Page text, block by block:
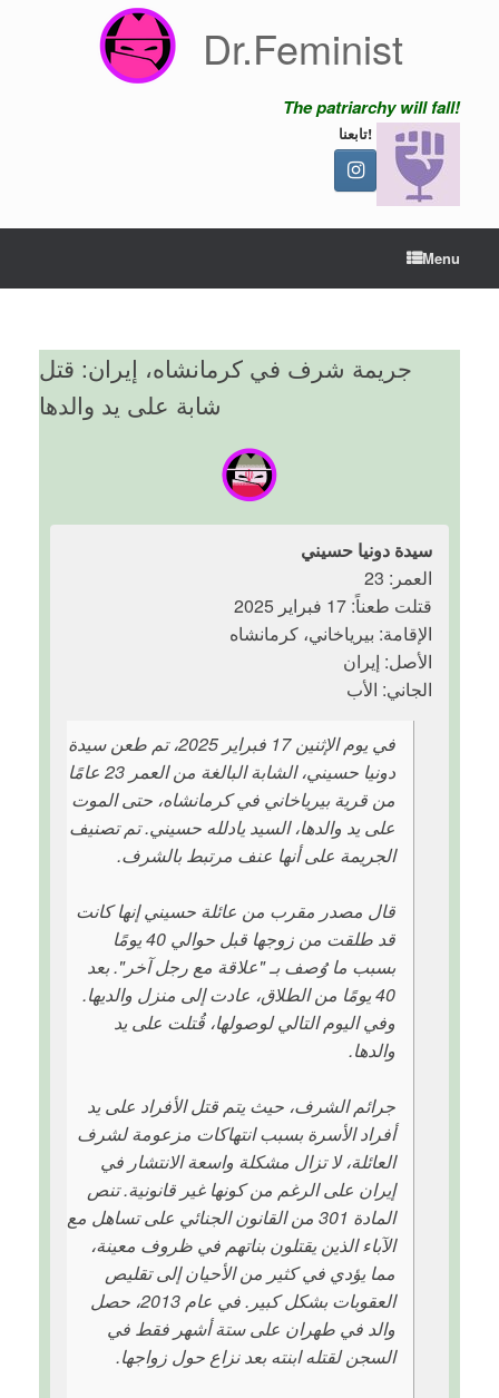
Dr.Feminist
The patriarchy will fall!
تابعنا!
Menu
جريمة شرف في كرمانشاه، إيران: قتل
شابة على يد والدها
سيدة دونيا حسيني
العمر: 23
قتلت طعناً: 17 فبراير 2025
الإقامة: بيرياخاني، كرمانشاه
الأصل: إيران
الجاني: الأب
في يوم الإثنين 17 فبراير 2025، تم طعن سيدة
دونيا حسيني، الشابة البالغة من العمر 23 عامًا
من قرية بيرياخاني في كرمانشاه، حتى الموت
على يد والدها، السيد يادلله حسيني. تم تصنيف
الجريمة على أنها عنف مرتبط بالشرف.
قال مصدر مقرب من عائلة حسيني إنها كانت
قد طلقت من زوجها قبل حوالي 40 يومًا
بسبب ما وُصف بـ "علاقة مع رجل آخر". بعد
40 يومًا من الطلاق، عادت إلى منزل والديها.
وفي اليوم التالي لوصولها، قُتلت على يد
والدها.
جرائم الشرف، حيث يتم قتل الأفراد على يد
أفراد الأسرة بسبب انتهاكات مزعومة لشرف
العائلة، لا تزال مشكلة واسعة الانتشار في
إيران على الرغم من كونها غير قانونية. تنص
المادة 301 من القانون الجنائي على تساهل مع
الآباء الذين يقتلون بناتهم في ظروف معينة،
مما يؤدي في كثير من الأحيان إلى تقليص
العقوبات بشكل كبير. في عام 2013، حصل
والد في طهران على ستة أشهر فقط في
السجن لقتله ابنته بعد نزاع حول زواجها.